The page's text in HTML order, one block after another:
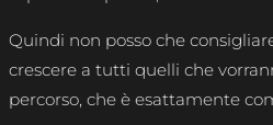
Quindi non posso che
crescere a tutti quelli che
percorso, che è esattamente